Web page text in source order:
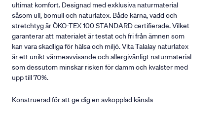
ultimat komfort. Designad med exklusiva naturmaterial
såsom ull, bomull och naturlatex. Både kärna, vadd och
stretchtyg är ÖKO-TEX 100 STANDARD certifierade. Vilket
garanterar att materialet är testat och fri från ämnen som
kan vara skadliga för hälsa och miljö. Vita Talalay naturlatex
är ett unikt värmeavvisande och allergivänligt naturmaterial
som dessutom minskar risken för damm och kvalster med
upp till 70%.
Konstruerad för att ge dig en avkopplad känsla